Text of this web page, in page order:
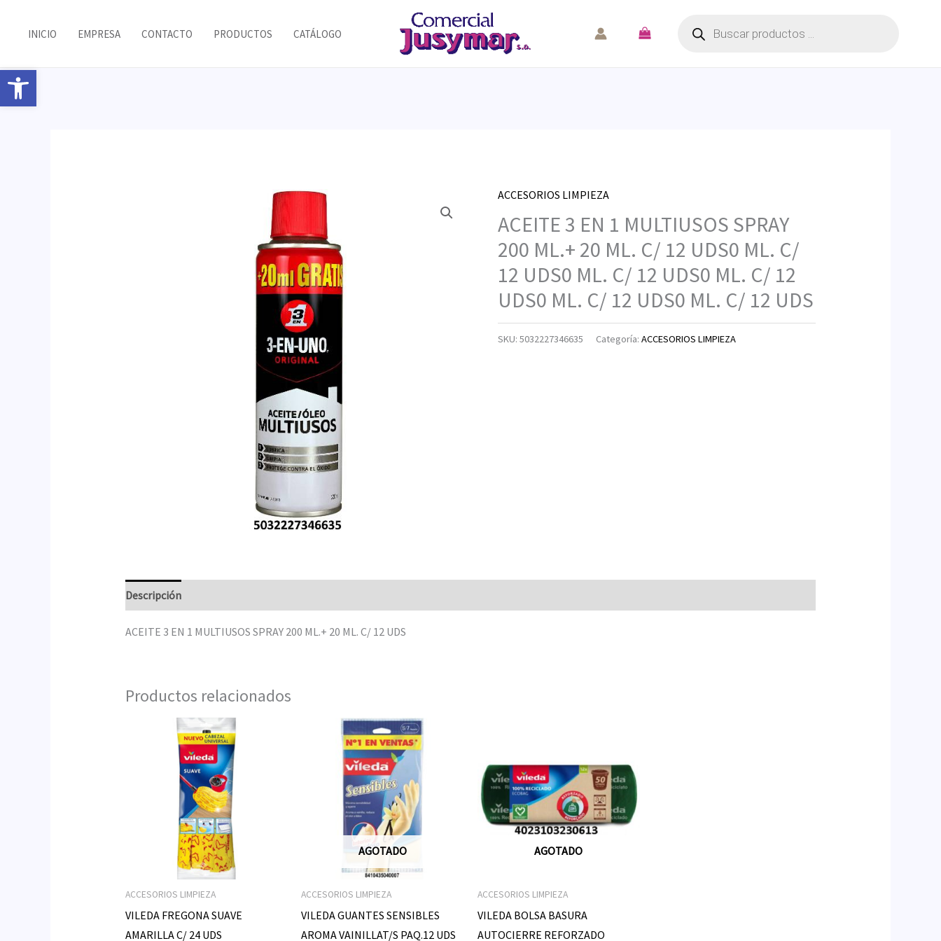
Abrir barra de herramientas
INICIO EMPRESA CONTACTO PRODUCTOS CATÁLOGO
productos
ACCESORIOS LIMPIEZA
ACEITE 3 EN 1 MULTIUSOS SPRAY
200 ML.+ 20 ML. C/ 12 UDS0 ML. C/
12 UDS0 ML. C/ 12 UDS0 ML. C/ 12
UDS0 ML. C/ 12 UDS0 ML. C/ 12 UDS
SKU:5032227346635 Categoría:ACCESORIOS LIMPIEZA
Descripción
ACEITE 3 EN 1 MULTIUSOS SPRAY 200 ML.+ 20 ML. C/ 12 UDS
Productos relacionados
ACCESORIOS LIMPIEZA
VILEDA FREGONA SUAVE
AMARILLA C/ 24 UDS
AGOTADO
ACCESORIOS LIMPIEZA
VILEDA GUANTES SENSIBLES
AROMA VAINILLAT/S PAQ.12 UDS
AGOTADO
ACCESORIOS LIMPIEZA
VILEDA BOLSA BASURA
AUTOCIERRE REFORZADO